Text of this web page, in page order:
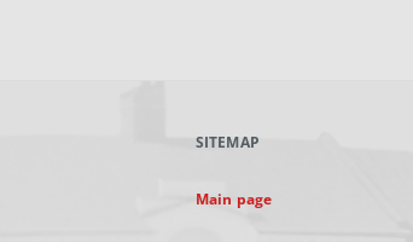
SITEMAP
Main page